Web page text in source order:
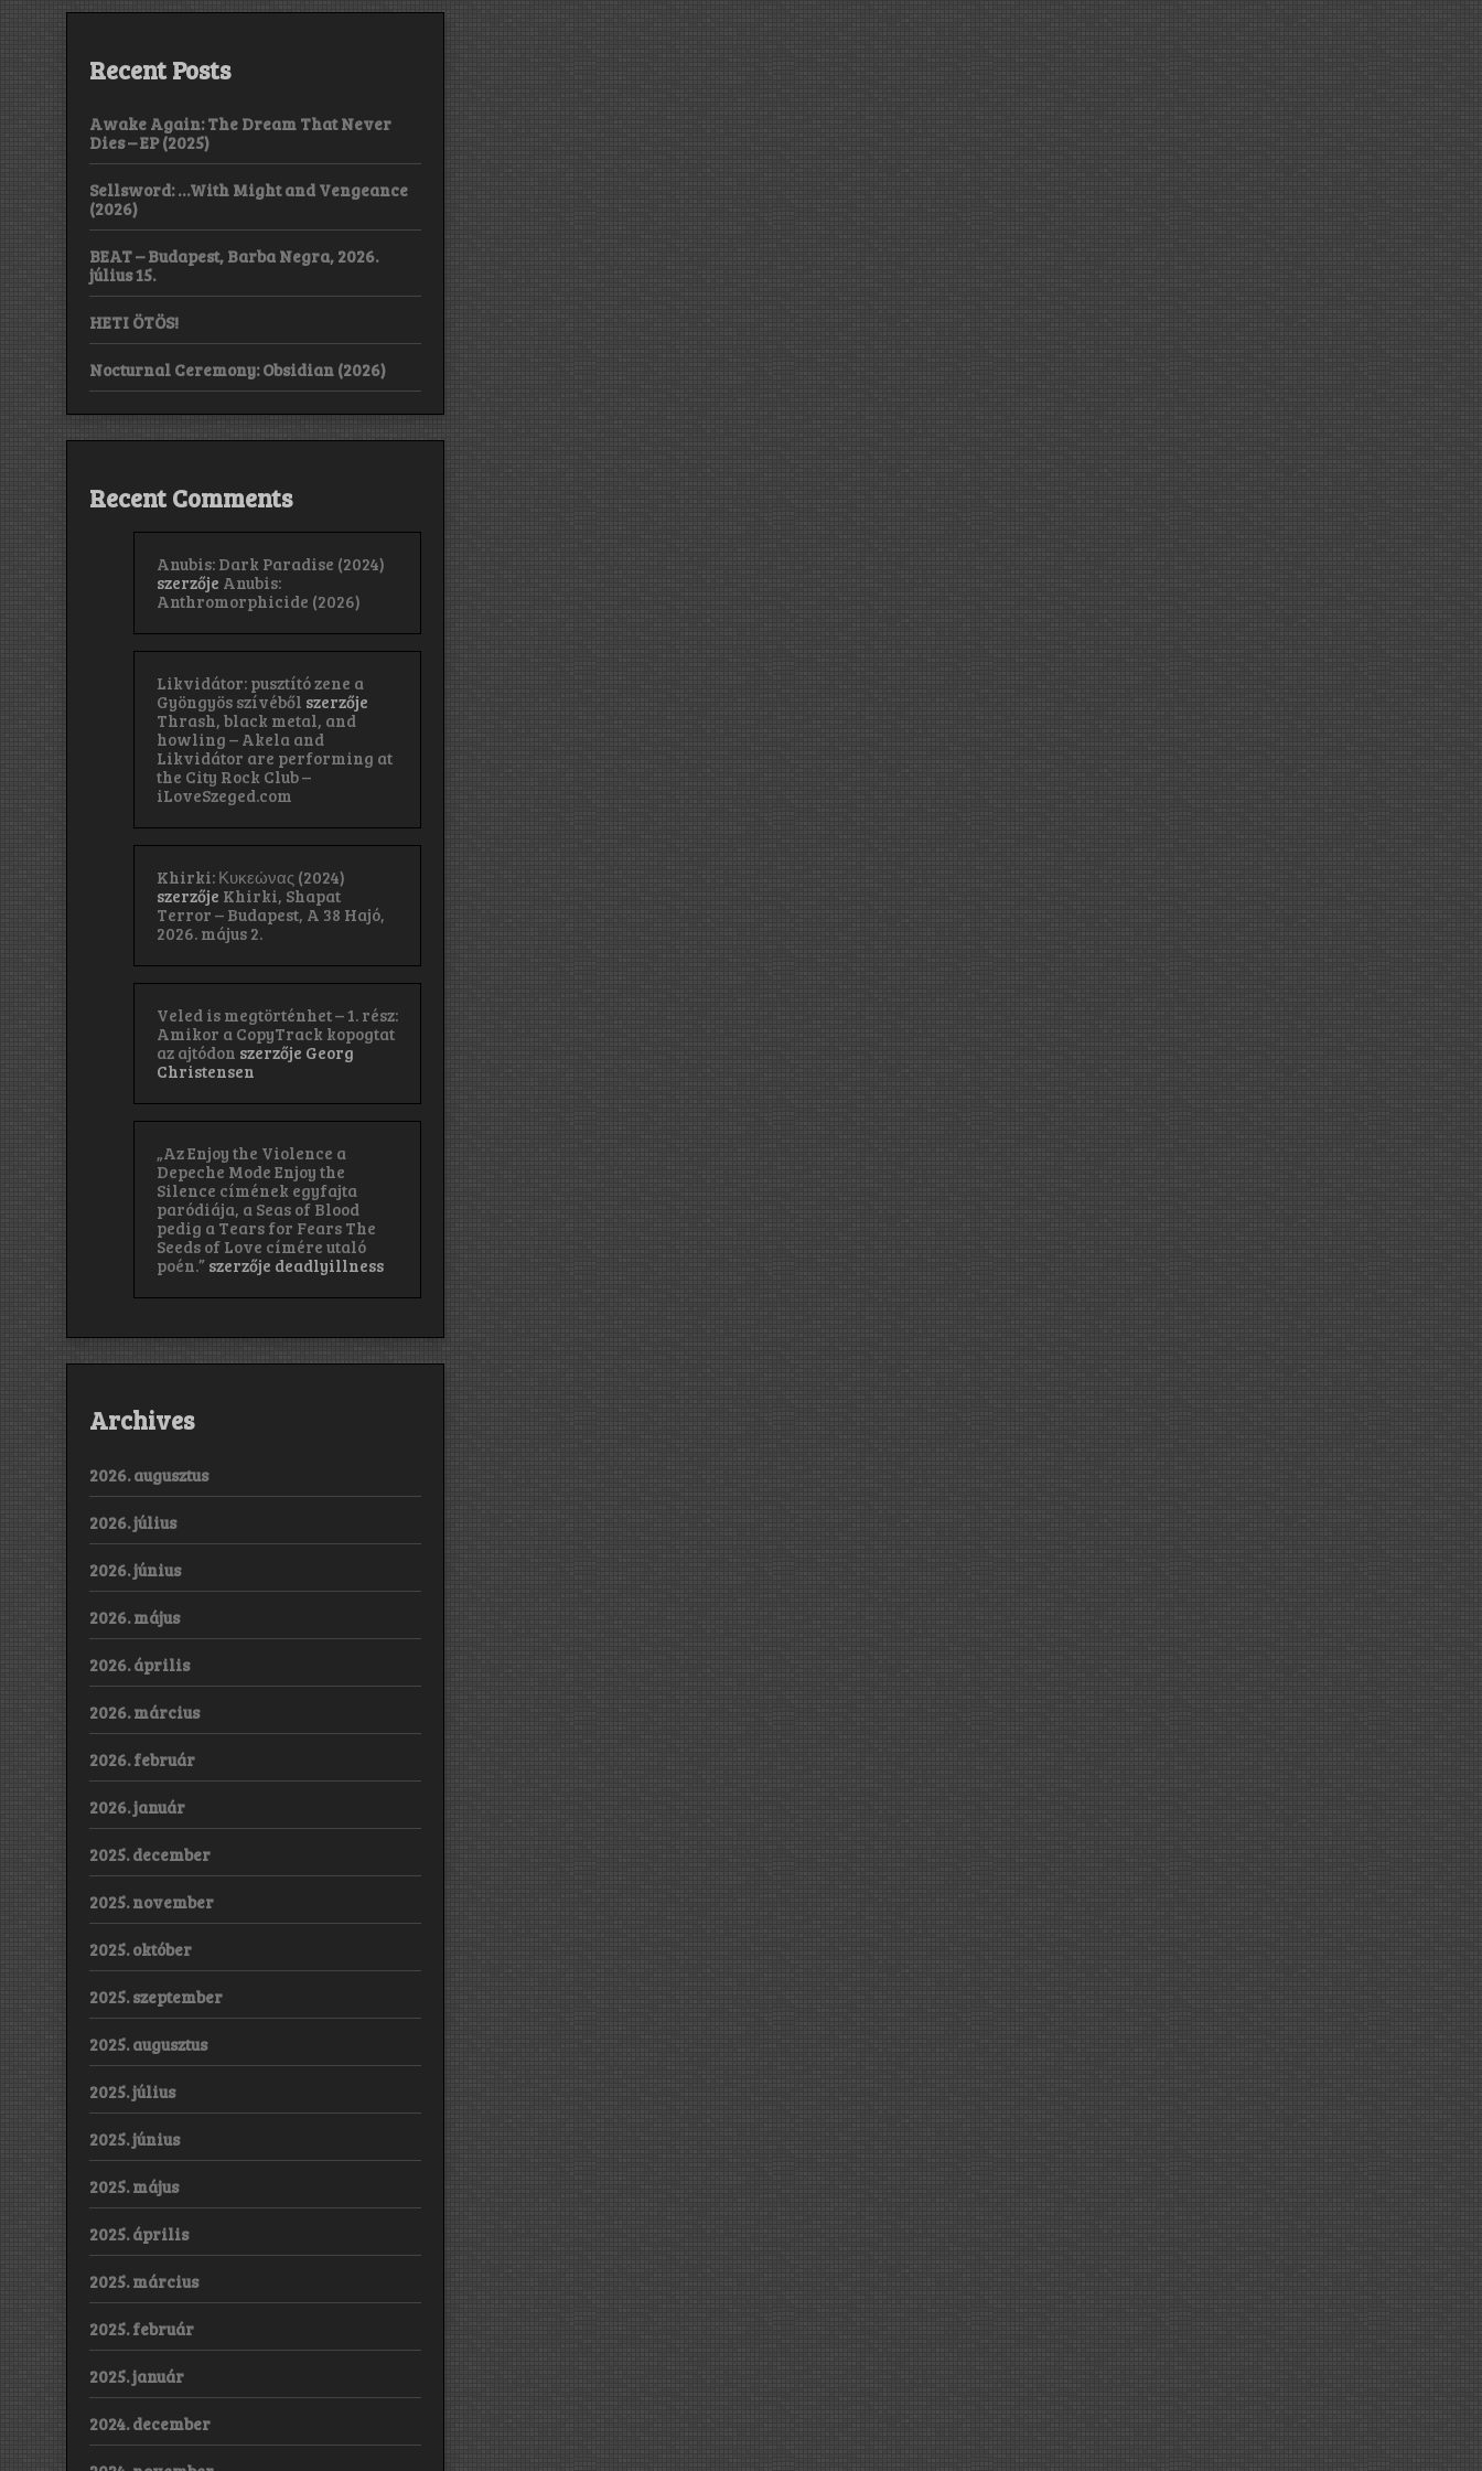
Recent Posts
Awake Again: The Dream That Never
Dies – EP (2025)
Sellsword: …With Might and Vengeance
(2026)
BEAT – Budapest, Barba Negra, 2026.
július 15.
HETI ÖTÖS!
Nocturnal Ceremony: Obsidian (2026)
Recent Comments
Anubis: Dark Paradise (2024)
szerzője Anubis:
Anthromorphicide (2026)
Likvidátor: pusztító zene a
Gyöngyös szívéből szerzője
Thrash, black metal, and
howling – Akela and
Likvidátor are performing at
the City Rock Club –
iLoveSzeged.com
Khirki: Κ​υ​κ​ε​ώ​ν​α​ς (2024)
szerzője Khirki, Shapat
Terror – Budapest, A 38 Hajó,
2026. május 2.
Veled is megtörténhet – 1. rész:
Amikor a CopyTrack kopogtat
az ajtódon szerzője Georg
Christensen
„Az Enjoy the Violence a
Depeche Mode Enjoy the
Silence címének egyfajta
paródiája, a Seas of Blood
pedig a Tears for Fears The
Seeds of Love címére utaló
poén.” szerzője deadlyillness
Archives
2026. augusztus
2026. július
2026. június
2026. május
2026. április
2026. március
2026. február
2026. január
2025. december
2025. november
2025. október
2025. szeptember
2025. augusztus
2025. július
2025. június
2025. május
2025. április
2025. március
2025. február
2025. január
2024. december